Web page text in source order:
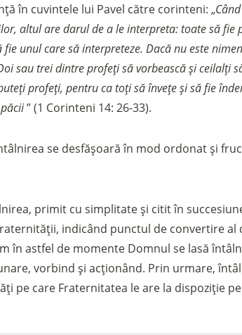
în cuvintele lui Pavel către corinteni: „
altul are darul de a le interpreta: toate să fie
unul care să interpreteze. Dacă nu este
sau trei dintre profeți să vorbească și ceilalți
profeți, pentru ca toți să învețe și să fie
” (1 Corinteni 14: 26-33).
se desfășoară în mod ordonat și
primit cu simplitate și citit în
indicând punctul de convertire
în astfel de momente Domnul se lasă
vorbind și acționând. Prin urmare,
pe care Fraternitatea le are la dispoziție